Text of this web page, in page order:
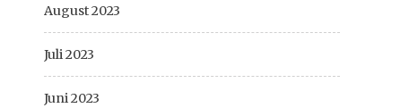
August 2023
Juli 2023
Juni 2023